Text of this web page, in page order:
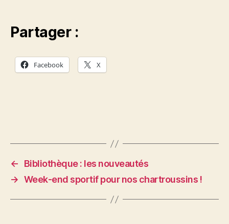
Partager :
Facebook X
←
Bibliothèque : les nouveautés
→ Week-end sportif pour nos chartroussins !